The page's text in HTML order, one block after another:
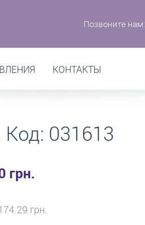
Позвоните нам:
КОНТАКТЫ
Код: 031613
грн.
грн.